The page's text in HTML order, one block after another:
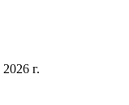
2026 г.